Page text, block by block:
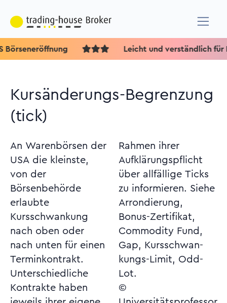
Leicht und verständlich für
Kursänderungs-Begrenzung
(tick)
An Warenbörsen der
USA die kleinste,
von der
Börsenbehörde
erlaubte
Kursschwankung
nach oben oder
nach unten für einen
Terminkontrakt.
Unterschiedliche
Kontrakte haben
Rahmen ihrer
Aufklärungspflicht
über allfällige Ticks
zu informieren. Siehe
Arrondierung,
Bonus-Zertifikat,
Commodity Fund,
Gap, Kursschwan-
kungs-Limit, Odd-
Lot.
©